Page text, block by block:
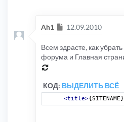
Ah1 Сообщение
12.09.2010
Всем здрасте, как
форума и Главная
КОД: ВЫДЕЛИТЬ ВСЁ
<title>